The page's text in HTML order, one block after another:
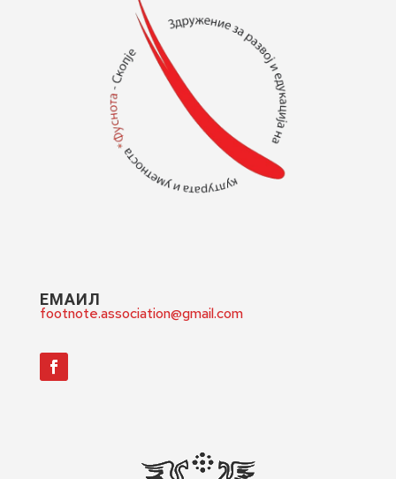
ЕМАИЛ
footnote.association@gmail.com